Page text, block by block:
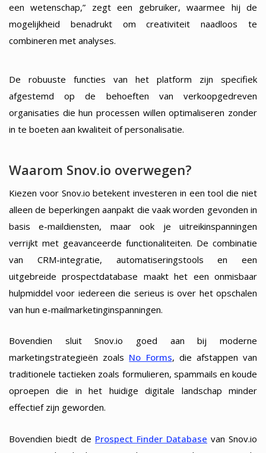
een wetenschap,” zegt een gebruiker, waarmee hij de
mogelijkheid benadrukt om creativiteit naadloos te
combineren met analyses.
De robuuste functies van het platform zijn specifiek
afgestemd op de behoeften van verkoopgedreven
organisaties die hun processen willen optimaliseren zonder
in te boeten aan kwaliteit of personalisatie.
Waarom Snov.io overwegen?
Kiezen voor Snov.io betekent investeren in een tool die niet
alleen de beperkingen aanpakt die vaak worden gevonden in
basis e-maildiensten, maar ook je uitreikinspanningen
verrijkt met geavanceerde functionaliteiten. De combinatie
van CRM-integratie, automatiseringstools en een
uitgebreide prospectdatabase maakt het een onmisbaar
hulpmiddel voor iedereen die serieus is over het opschalen
van hun e-mailmarketinginspanningen.
Bovendien sluit Snov.io goed aan bij moderne
marketingstrategieën zoals No Forms, die afstappen van
traditionele tactieken zoals formulieren, spammails en koude
oproepen die in het huidige digitale landschap minder
effectief zijn geworden.
Bovendien biedt de Prospect Finder Database van Snov.io